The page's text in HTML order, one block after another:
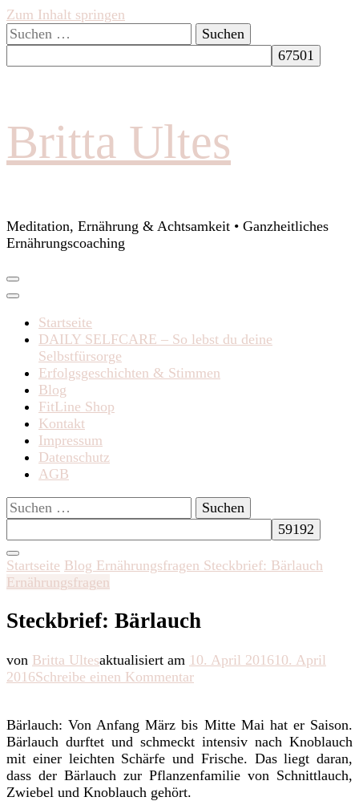
Zum Inhalt springen
Suchen
nach:
Britta Ultes
Meditation, Ernährung & Achtsamkeit • Ganzheitliches
Ernährungscoaching
Startseite
DAILY SELFCARE – So lebst du deine
Selbstfürsorge
Erfolgsgeschichten & Stimmen
Blog
FitLine Shop
Kontakt
Impressum
Datenschutz
AGB
Suchen
nach:
Startseite Blog Ernährungsfragen Steckbrief: Bärlauch
Ernährungsfragen
Steckbrief: Bärlauch
von Britta Ultesaktualisiert am 10. April 201610. April
2016Schreibe einen Kommentarzu
Bärlauch: Von Anfang März bis Mitte Mai hat er Saison.
Bärlauch durftet und schmeckt intensiv nach Knoblauch
mit einer leichten Schärfe und Frische. Das liegt daran,
dass der Bärlauch zur Pflanzenfamilie von Schnittlauch,
Zwiebel und Knoblauch gehört.